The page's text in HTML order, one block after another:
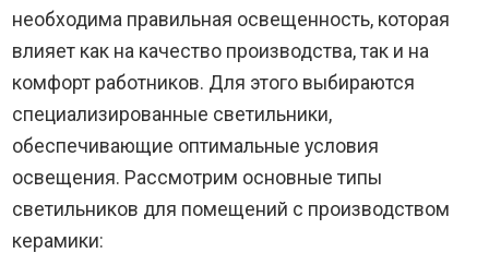
необходима правильная освещенность, которая
влияет как на качество производства, так и на
комфорт работников. Для этого выбираются
специализированные светильники,
обеспечивающие оптимальные условия
освещения. Рассмотрим основные типы
светильников для помещений с производством
керамики: